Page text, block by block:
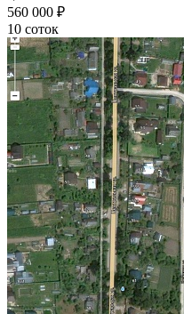
560 000 ₽
10 соток